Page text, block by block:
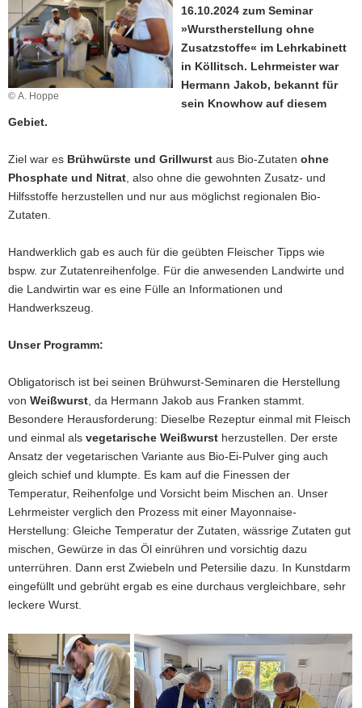
a
v
i
g
a
i
n
© A. Hoppe
16.10.2024 zum Seminar
»Wurstherstellung ohne
Zusatzstoffe« im Lehrkabinett
in Köllitsch. Lehrmeister war
Hermann Jakob, bekannt für
sein Knowhow auf diesem
Gebiet.
Ziel war es Brühwürste und Grillwurst aus Bio-Zutaten ohne
Phosphate und Nitrat , also ohne die gewohnten Zusatz- und
Hilfsstoffe herzustellen und nur aus möglichst regionalen Bio-
Zutaten.
Handwerklich gab es auch für die geübten Fleischer Tipps wie
bspw. zur Zutatenreihenfolge. Für die anwesenden Landwirte und
die Landwirtin war es eine Fülle an Informationen und
Handwerkszeug.
Unser Programm:
Obligatorisch ist bei seinen Brühwurst-Seminaren die Herstellung
von Weißwurst , da Hermann Jakob aus Franken stammt.
Besondere Herausforderung: Dieselbe Rezeptur einmal mit Fleisch
und einmal als vegetarische Weißwurst herzustellen. Der erste
Ansatz der vegetarischen Variante aus Bio-Ei-Pulver ging auch
gleich schief und klumpte. Es kam auf die Finessen der
Temperatur, Reihenfolge und Vorsicht beim Mischen an. Unser
Lehrmeister verglich den Prozess mit einer Mayonnaise-
Herstellung: Gleiche Temperatur der Zutaten, wässrige Zutaten gut
mischen, Gewürze in das Öl einrühren und vorsichtig dazu
unterrühren. Dann erst Zwiebeln und Petersilie dazu. In Kunstdarm
eingefüllt und gebrüht ergab es eine durchaus vergleichbare, sehr
leckere Wurst.